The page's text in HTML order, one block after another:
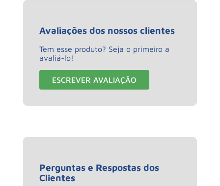
Avaliações dos nossos clientes
Tem esse produto? Seja o primeiro a
avaliá-lo!
ESCREVER AVALIAÇÃO
Perguntas e Respostas dos
Clientes